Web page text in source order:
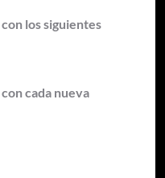
los siguientes
cada nueva